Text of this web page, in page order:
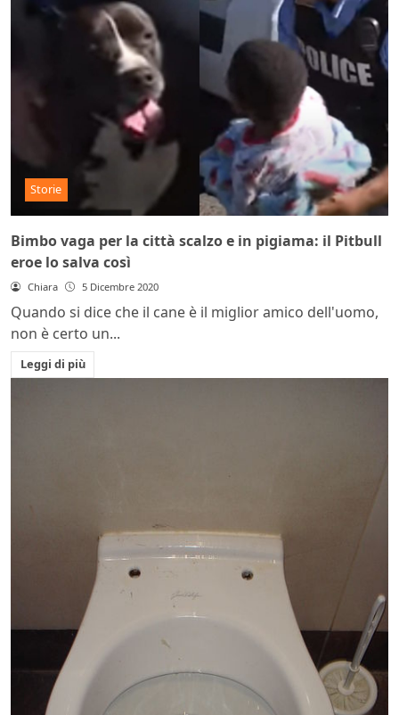
Storie
Bimbo vaga per la città scalzo e in pigiama: il Pitbull
eroe lo salva così
Chiara 5 Dicembre 2020
Quando si dice che il cane è il miglior amico dell'uomo,
non è certo un...
Leggi di più